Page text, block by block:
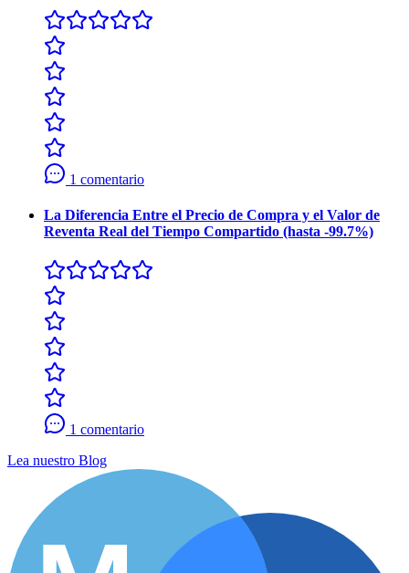
1 comentario
La Diferencia Entre el Precio de Compra y el Valor de
Reventa Real del Tiempo Compartido (hasta -99.7%)
1 comentario
Lea nuestro Blog